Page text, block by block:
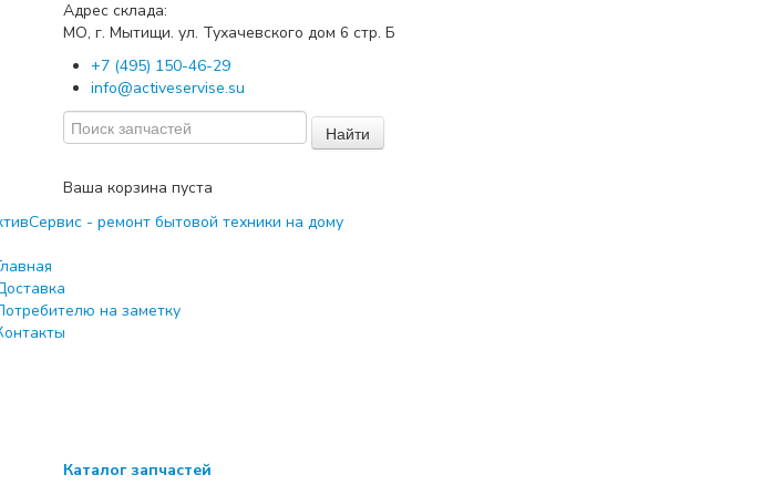
Адрес склада:
МО, г. Мытищи. ул. Тухачевского дом 6 стр. Б
+7 (495) 150-46-29
info@activeservise.su
Найти
Ваша корзина пуста
на заметку
Каталог запчастей